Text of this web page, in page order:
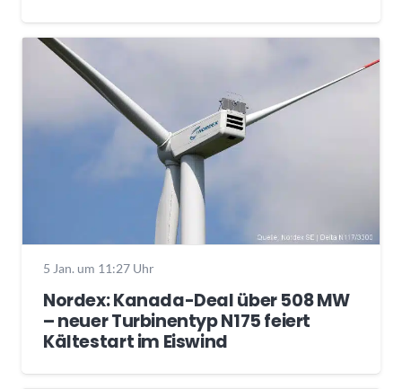
5 Jan. um 11:27 Uhr
Nordex: Kanada-Deal über 508 MW
– neuer Turbinentyp N175 feiert
Kältestart im Eiswind